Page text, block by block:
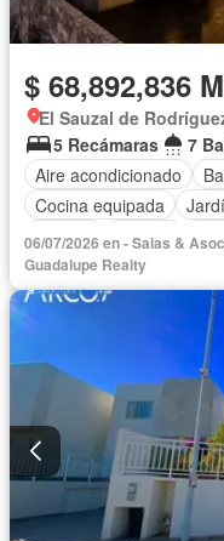
$ 68,892,836
El Sauzal de
5 Recámaras
7
Aire acondicionado
Cocina equipada
Alberca
Terraza
06/07/2026 en - Salas &
Guadalupe Realty